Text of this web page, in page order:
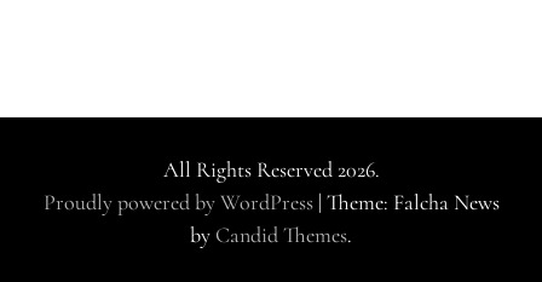
All Rights Reserved 2026.
Proudly powered by WordPress | Theme: Falcha News
by Candid Themes.